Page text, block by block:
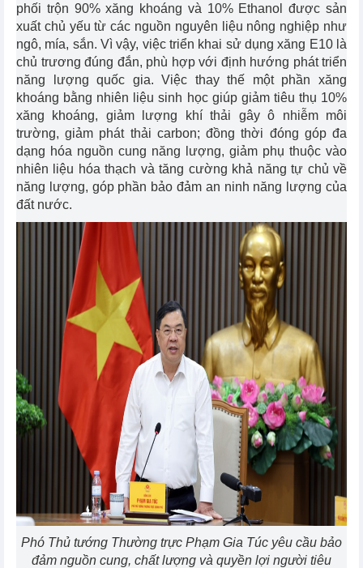
phối trộn 90% xăng khoáng và 10% Ethanol được sản
xuất chủ yếu từ các nguồn nguyên liệu nông nghiệp như
ngô, mía, sắn. Vì vậy, việc triển khai sử dụng xăng E10 là
chủ trương đúng đắn, phù hợp với định hướng phát triển
năng lượng quốc gia. Việc thay thế một phần xăng
khoáng bằng nhiên liệu sinh học giúp giảm tiêu thụ 10%
xăng khoáng, giảm lượng khí thải gây ô nhiễm môi
trường, giảm phát thải carbon; đồng thời đóng góp đa
dạng hóa nguồn cung năng lượng, giảm phụ thuộc vào
nhiên liệu hóa thạch và tăng cường khả năng tự chủ về
năng lượng, góp phần bảo đảm an ninh năng lượng của
đất nước.
Phó Thủ tướng Thường trực Phạm Gia Túc yêu cầu bảo
đảm nguồn cung, chất lượng và quyền lợi người tiêu